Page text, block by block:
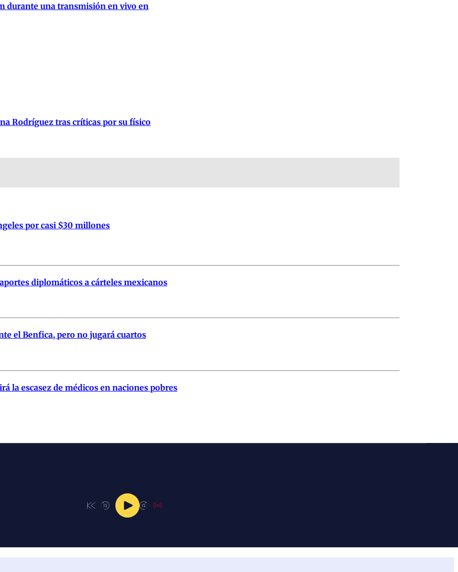
durante una transmisión en vivo en
Rodríguez tras críticas por su físico
por casi $30 millones
diplomáticos a cárteles mexicanos
el Benfica, pero no jugará cuartos
la escasez de médicos en naciones pobres